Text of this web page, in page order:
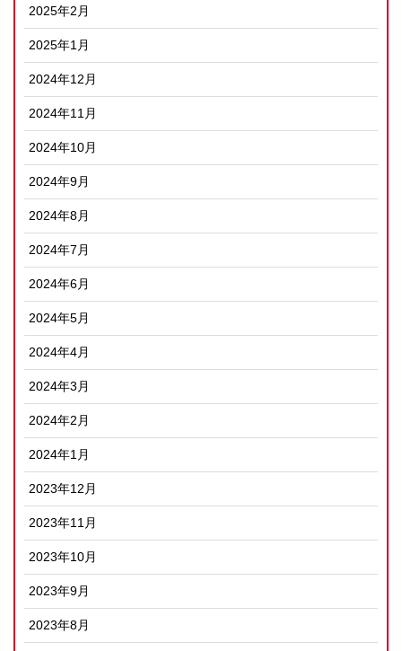
2025年2月
2025年1月
2024年12月
2024年11月
2024年10月
2024年9月
2024年8月
2024年7月
2024年6月
2024年5月
2024年4月
2024年3月
2024年2月
2024年1月
2023年12月
2023年11月
2023年10月
2023年9月
2023年8月